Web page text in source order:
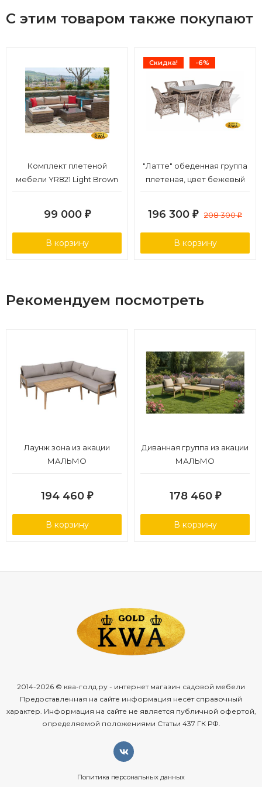
увеличенная вместимость
С этим товаром также покупают
Комплект плетеной
мебели YR821 Light Brown
99 000 ₽
В корзину
Скидка! -6%
"Латте" обеденная группа
плетеная, цвет бежевый
196 300 ₽ 208 300₽
В корзину
Рекомендуем посмотреть
Лаунж зона из акации
МАЛЬМО
194 460 ₽
В корзину
Диванная группа из акации
МАЛЬМО
178 460 ₽
В корзину
2014-2026 © ква-голд.ру - интернет магазин садовой мебели
Предоставленная на сайте информация несёт справочный
характер. Информация на сайте не является публичной офертой,
определяемой положениями Статьи 437 ГК РФ.
Политика персональных данных